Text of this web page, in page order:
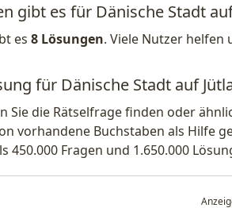
gibt es für Dänische Stadt
es 8 Lösungen. Viele Nutzer helfen
für Dänische Stadt auf
Sie die Rätselfrage finden oder
vorhandene Buchstaben als Hilfe
450.000 Fragen und 1.650.000